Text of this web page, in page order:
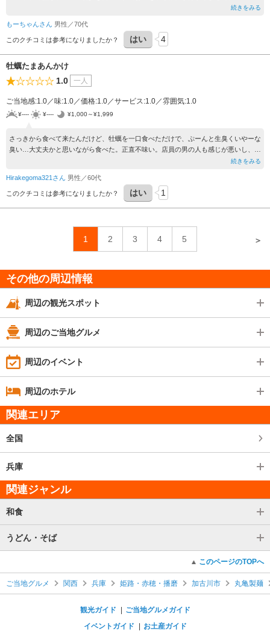
続きをみる
もーちゃんさん 男性／70代
このクチコミは参考になりましたか？ はい 4
牡蠣たまあんかけ
1.0 一人
ご当地感:1.0／味:1.0／価格:1.0／サービス:1.0／雰囲気:1.0
¥---- ¥---- ¥1,000～¥1,999
さっきから食べて来たんだけど、牡蠣を一口食べただけで、ぷーんと生臭くいやーな
臭い…大丈夫かと思いながら食べた。正直不味い。店員の男の人も感じが悪いし、東
続きをみる
Hirakegoma321さん 男性／60代
このクチコミは参考になりましたか？ はい 1
1 2 3 4 5 ＞
その他の周辺情報
周辺の観光スポット
周辺のご当地グルメ
周辺のイベント
周辺のホテル
関連エリア
全国
兵庫
関連ジャンル
和食
うどん・そば
このページのTOPへ
ご当地グルメ 関西 兵庫 姫路・赤穂・播磨 加古川市 丸亀製麺
観光ガイド
ご当地グルメガイド
イベントガイド
お土産ガイド